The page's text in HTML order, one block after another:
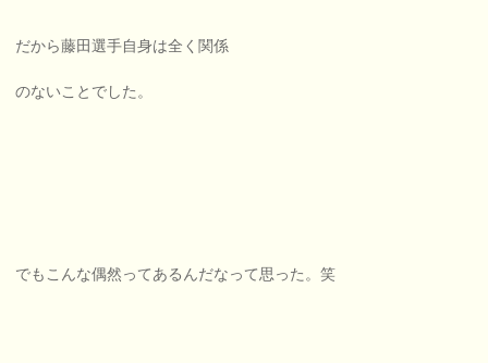
だから藤田選手自身は全く関係
のないことでした。
でもこんな偶然ってあるんだなって思った。笑